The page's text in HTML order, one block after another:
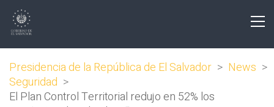
Presidencia de la República de El Salvador > News >
Seguridad >
El Plan Control Territorial redujo en 52% los